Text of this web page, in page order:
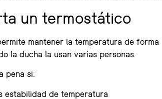
un termostático
mantener la temperatura de
la ducha la usan varias personas.
pena si:
estabilidad de temperatura